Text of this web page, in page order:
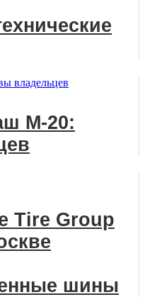
М-20:
Tire Group
шины